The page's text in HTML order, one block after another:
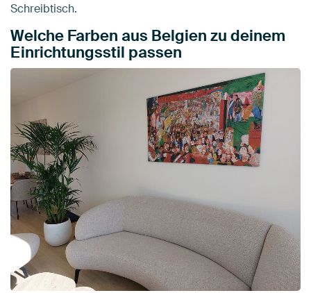
Schreibtisch.
Welche Farben aus Belgien zu deinem
Einrichtungsstil passen